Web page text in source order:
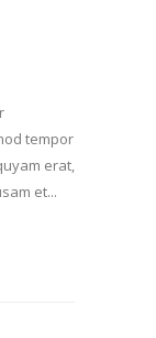
tempor
erat,
et...